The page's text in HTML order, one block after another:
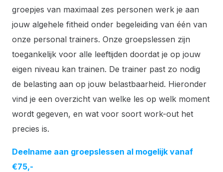
groepjes van maximaal zes personen werk je aan
jouw algehele fitheid onder begeleiding van één van
onze personal trainers. Onze groepslessen zijn
toegankelijk voor alle leeftijden doordat je op jouw
eigen niveau kan trainen. De trainer past zo nodig
de belasting aan op jouw belastbaarheid. Hieronder
vind je een overzicht van welke les op welk moment
wordt gegeven, en wat voor soort work-out het
precies is.
Deelname aan groepslessen al mogelijk vanaf
€75,-